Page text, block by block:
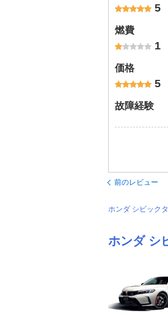
5
燃費
1
価格
5
故障経験
前のレビュー
ホンダ シビック
ホンダ シ